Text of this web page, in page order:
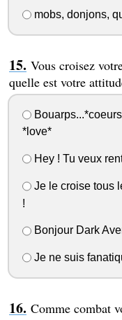
mobs, donjons,
Vous croisez
quelle est votre
*love*
Hey ! Tu veux
Je le croise tous
!
Bonjour Dark
Je ne suis
Comme combat